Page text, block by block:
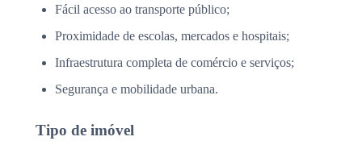
Fácil acesso ao transporte público;
Proximidade de escolas, mercados e hospitais;
Infraestrutura completa de comércio e serviços;
Segurança e mobilidade urbana.
Tipo de imóvel